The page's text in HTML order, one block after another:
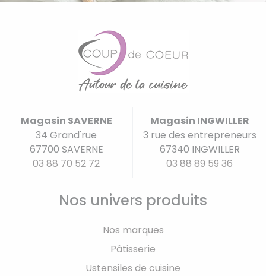
Magasin SAVERNE
34 Grand'rue
67700 SAVERNE
03 88 70 52 72
Magasin INGWILLER
3 rue des entrepreneurs
67340 INGWILLER
03 88 89 59 36
Nos univers produits
Nos marques
Pâtisserie
Ustensiles de cuisine